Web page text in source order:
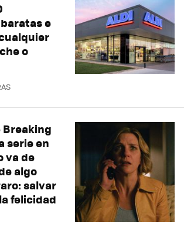
e
o
Breaking
serie en
va de
algo
salvar
felicidad